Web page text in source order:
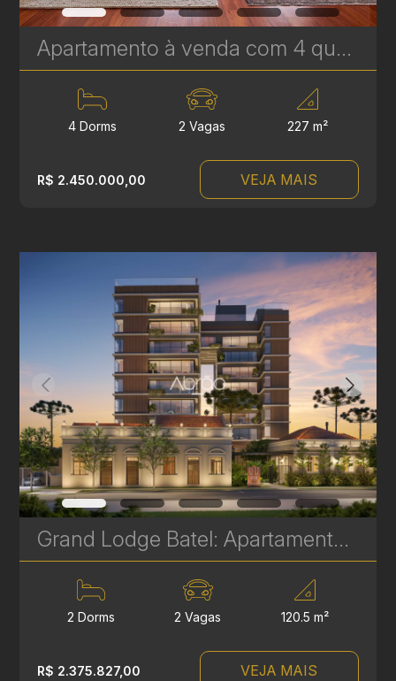
Apartamento à venda com 4 quartos, sendo 2 suítes no Batel - 227 m² - Edifício Lucyr Pasini | Ref. 1792
4 Dorms 2 Vagas 227 m²
R$ 2.450.000,00 VEJA MAIS
Grand Lodge Batel: Apartamentos de Alto Padrão no Batel | 2 e 3 Suítes de 121 a 309 m²| Ref. 1733
2 Dorms 2 Vagas 120.5 m²
R$ 2.375.827,00 VEJA MAIS